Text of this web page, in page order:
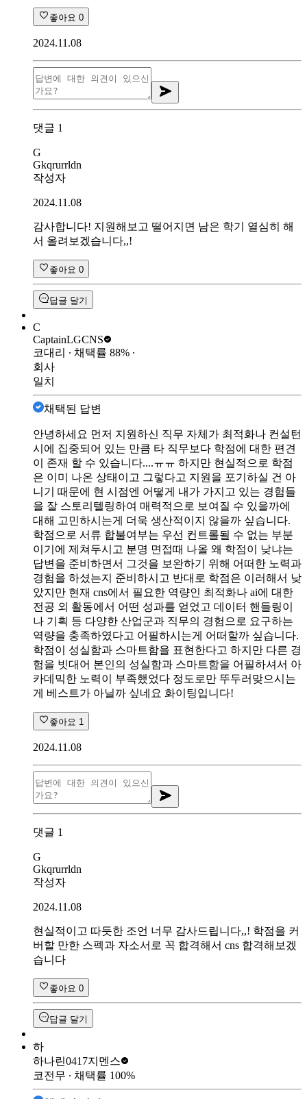
좋아요 0
2024.11.08
댓글 1
G
Gkqrurrldn
작성자
2024.11.08
감사합니다! 지원해보고 떨어지면 남은 학기 열심히 해
서 올려보겠습니다,,!
좋아요 0
답글 달기
C
CaptainLGCNS
코대리 ∙ 채택률 88% ∙
회사
일치
채택된 답변
안녕하세요 먼저 지원하신 직무 자체가 최적화나 컨설턴
시에 집중되어 있는 만큼 타 직무보다 학점에 대한 편견
이 존재 할 수 있습니다....ㅠㅠ 하지만 현실적으로 학점
은 이미 나온 상태이고 그렇다고 지원을 포기하실 건 아
니기 때문에 현 시점엔 어떻게 내가 가지고 있는 경험들
을 잘 스토리텔링하여 매력적으로 보여질 수 있을까에
대해 고민하시는게 더욱 생산적이지 않을까 싶습니다.
학점으로 서류 합불여부는 우선 컨트롤될 수 없는 부분
이기에 제쳐두시고 분명 면접때 나올 왜 학점이 낮냐는
답변을 준비하면서 그것을 보완하기 위해 어떠한 노력과
경험을 하셨는지 준비하시고 반대로 학점은 이러해서 낮
았지만 현재 cns에서 필요한 역량인 최적화나 ai에 대한
전공 외 활동에서 어떤 성과를 얻었고 데이터 핸들링이
나 기획 등 다양한 산업군과 직무의 경험으로 요구하는
역량을 충족하였다고 어필하시는게 어떠할까 싶습니다.
학점이 성실함과 스마트함을 표현한다고 하지만 다른 경
험을 빗대어 본인의 성실함과 스마트함을 어필하셔서 아
카데믹한 노력이 부족했었다 정도로만 뚜두러맞으시는
게 베스트가 아닐까 싶네요 화이팅입니다!
좋아요 1
2024.11.08
댓글 1
G
Gkqrurrldn
작성자
2024.11.08
현실적이고 따듯한 조언 너무 감사드립니다,,! 학점을 커
버할 만한 스펙과 자소서로 꼭 합격해서 cns 합격해보겠
습니다
좋아요 0
답글 달기
하
하나린0417지멘스
코전무 ∙ 채택률 100%